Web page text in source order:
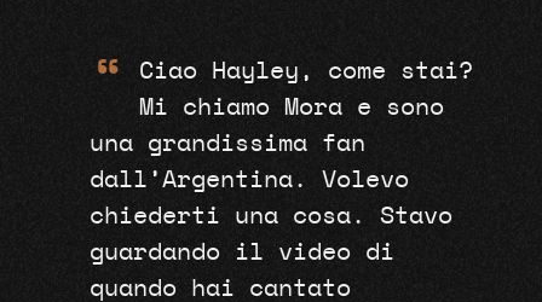
“
Ciao Hayley, come stai?
Mi chiamo Mora e sono
una grandissima fan
dall’Argentina. Volevo
chiederti una cosa. Stavo
guardando il video di
quando hai cantato